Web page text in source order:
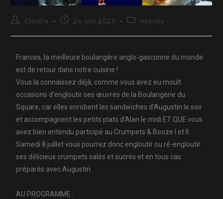
Claudia 26 juin 2023 Agenda
Frances, la meilleure boulangère anglo-gasconne du monde
est de retour dans notre cuisine !
Vous la connaissez déjà, comme vous avez eu moult
occasions d’engloutir ses œuvres de la Boulangerie du
Square, car elles enrobent les sandwiches d’Augustin le soir
et accompagnent les petits plats d’Alan le midi ET QUE vous
avez bien entendu participé au Crumpets & Booze I et II.
Samedi 8 juillet vous pourrez donc engloutir ou ré-engloutir
ses délicieux crumpets salés et sucrés et en tous cas
préparés avec Augustin.
AU PROGRAMME :